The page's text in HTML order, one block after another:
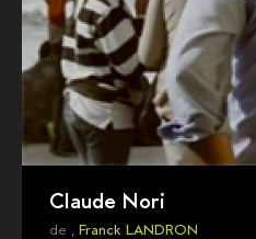
Claude Nori
de , Franck LANDRON